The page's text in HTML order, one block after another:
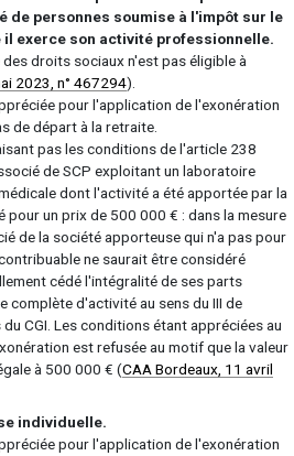
de personnes soumise à l'impôt sur le
il exerce son activité professionnelle.
droits sociaux n'est pas éligible à
2023, n° 467294).
pour l'application de l'exonération
de départ à la retraite.
pas les conditions de l'article 238
de SCP exploitant un laboratoire
dont l'activité a été apportée par la
pour un prix de 500 000 € : dans la mesure
de la société apporteuse qui n'a pas pour
ne saurait être considéré
cédé l'intégralité de ses parts
complète d'activité au sens du III de
CGI. Les conditions étant appréciées au
est refusée au motif que la valeur
à 500 000 € (CAA Bordeaux, 11 avril
individuelle.
pour l'application de l'exonération